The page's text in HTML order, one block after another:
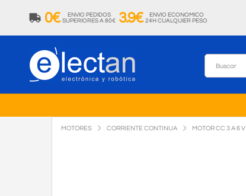
0€
ENVIO PEDIDOS
SUPERIORES A 80€ 3.9€
ENVIO ECONOMICO
24H CUALQUIER PESO
MOTORES CORRIENTE CONTINUA MOTOR CC 3 A 6 V